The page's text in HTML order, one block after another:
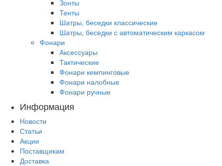
Зонты
Тенты
Шатры, беседки классические
Шатры, беседки с автоматическим каркасом
Фонари
Аксессуары
Тактические
Фонари кемпинговые
Фонари налобные
Фонари ручные
Информация
Новости
Статьи
Акции
Поставщикам
Доставка